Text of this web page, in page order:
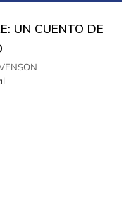
UN CUENTO DE